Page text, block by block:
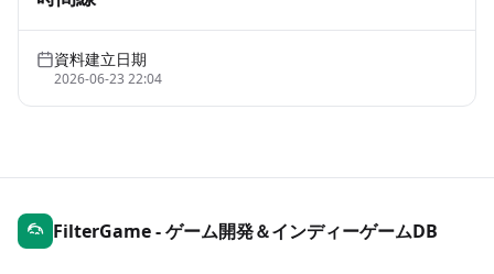
資料建立日期
2026-06-23 22:04
FilterGame - ゲーム開発＆インディーゲームDB